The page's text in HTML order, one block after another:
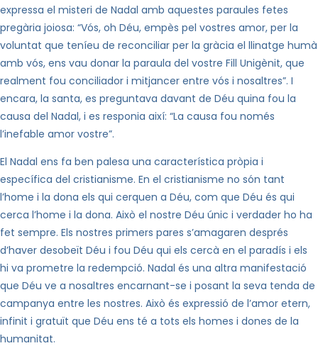
expressa el misteri de Nadal amb aquestes paraules fetes
pregària joiosa: “Vós, oh Déu, empès pel vostres amor, per la
voluntat que teníeu de reconciliar per la gràcia el llinatge humà
amb vós, ens vau donar la paraula del vostre Fill Unigènit, que
realment fou conciliador i mitjancer entre vós i nosaltres”. I
encara, la santa, es preguntava davant de Déu quina fou la
causa del Nadal, i es responia així: “La causa fou només
l’inefable amor vostre”.
El Nadal ens fa ben palesa una característica pròpia i
específica del cristianisme. En el cristianisme no són tant
l’home i la dona els qui cerquen a Déu, com que Déu és qui
cerca l’home i la dona. Això el nostre Déu únic i verdader ho ha
fet sempre. Els nostres primers pares s’amagaren després
d’haver desobeït Déu i fou Déu qui els cercà en el paradís i els
hi va prometre la redempció. Nadal és una altra manifestació
que Déu ve a nosaltres encarnant-se i posant la seva tenda de
campanya entre les nostres. Això és expressió de l’amor etern,
infinit i gratuït que Déu ens té a tots els homes i dones de la
humanitat.